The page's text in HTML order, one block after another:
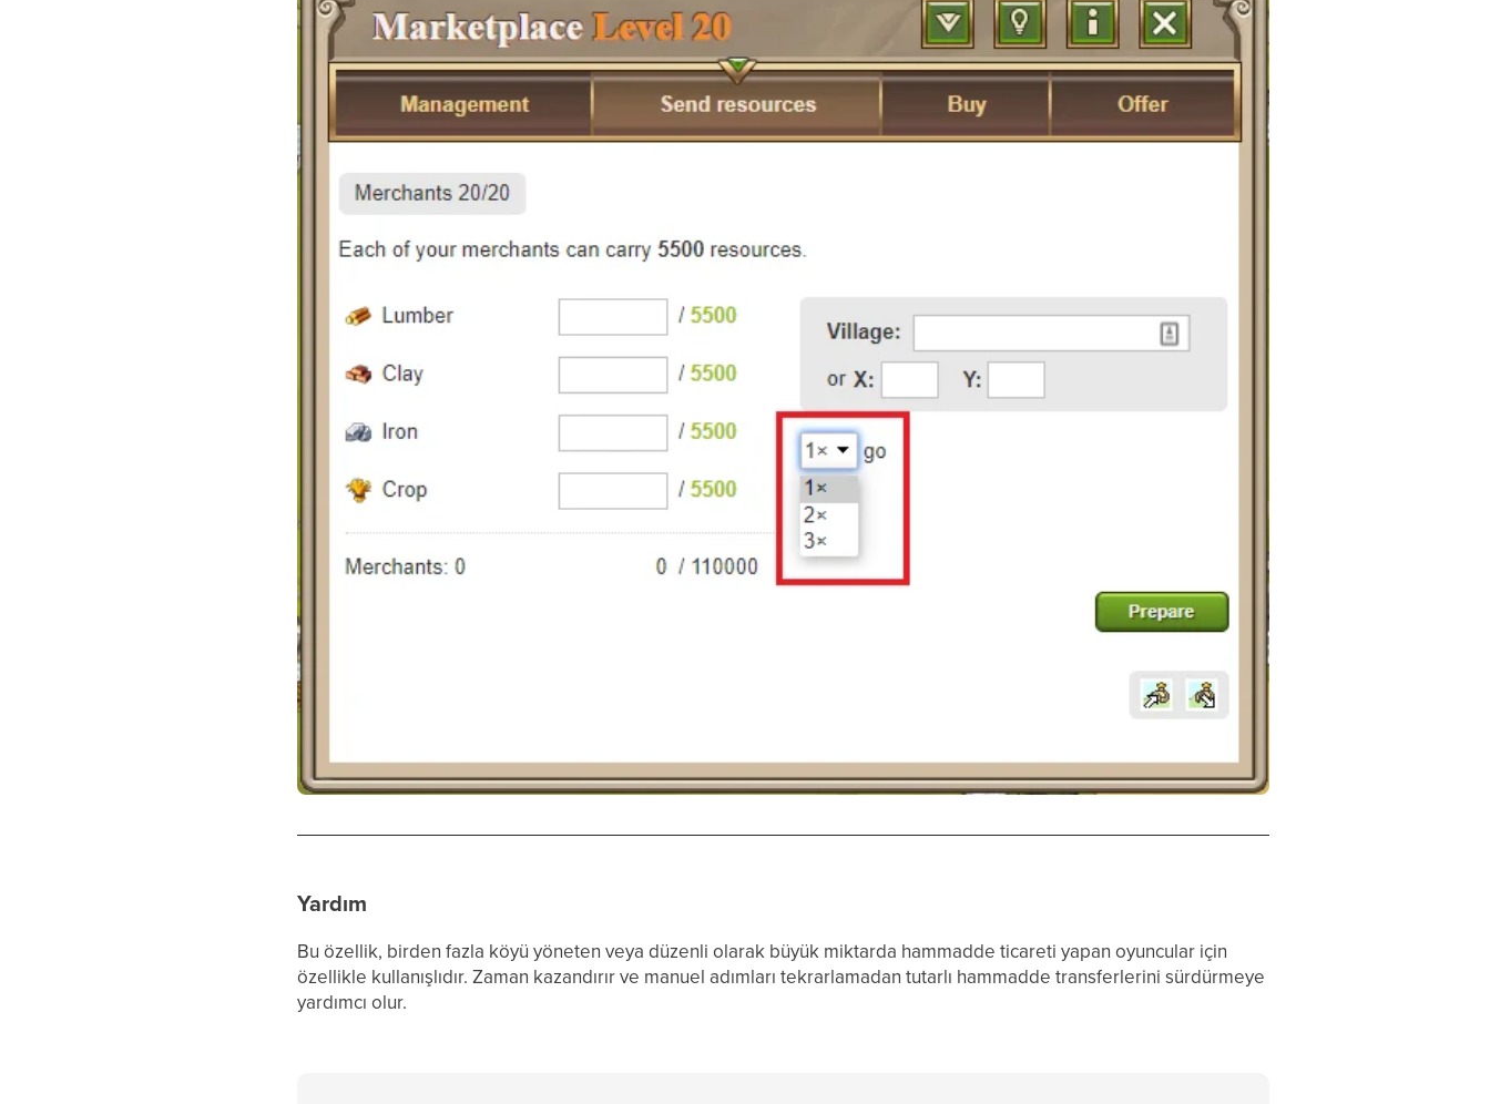
Yardım
Bu özellik, birden fazla köyü yöneten veya düzenli olarak büyük miktarda hammadde ticareti yapan oyuncular için
özellikle kullanışlıdır. Zaman kazandırır ve manuel adımları tekrarlamadan tutarlı hammadde transferlerini sürdürmeye
yardımcı olur.